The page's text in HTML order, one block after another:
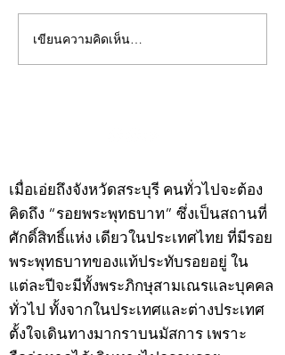
คอลัมน์"จับชีพจรวงการ
พระ"ประจำพุธที่ 29
เขียนความคิดเห็น…
เมื่อเอ่ยถึงจังหวัดสระบุรี คนทั่วไปจะต้อง
คิดถึง “รอยพระพุทธบาท” ซึ่งเป็นสถานที่
ศักดิ์สิทธิ์แห่ง เดียวในประเทศไทย ที่มีรอย
พระพุทธบาทของแท้ประทับรอยอยู่ ใน
แต่ละปีจะมีทั้งพระภิกษุสามเณรและบุคคล
ทั่วไป ทั้งจากในประเทศและต่างประเทศ
ตั้งใจเดินทางมากราบนมัสการ เพราะ